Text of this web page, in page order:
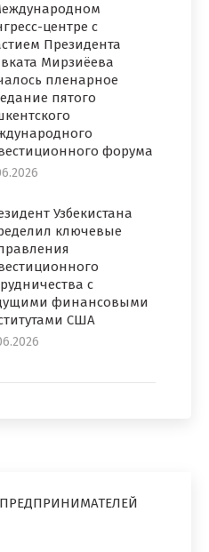
центре с
Президента
Мирзиёева
пленарное
пятого
форума
Узбекистана
ключевые
с
финансовыми
США